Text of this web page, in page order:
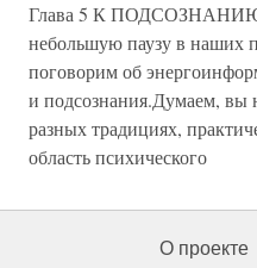
Глава 5 К
небольшую паузу в наших
поговорим об
и подсознания.Думаем, вы
разных традициях,
область психического
О проекте